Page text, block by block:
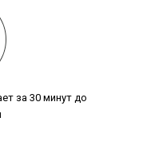
за 30 минут до